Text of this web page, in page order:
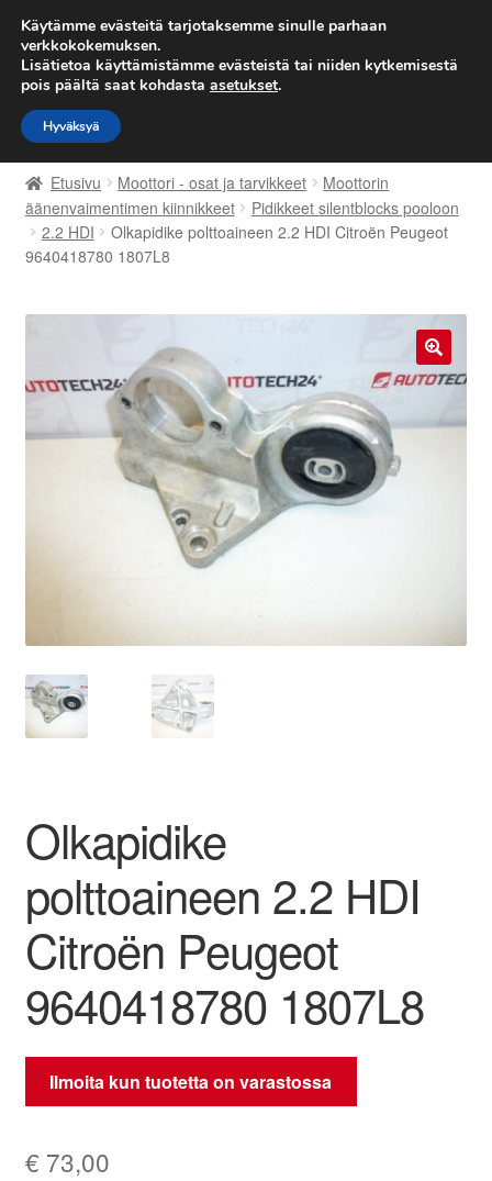
TOIMITUS alkaen 7 EUR
Siirry
navigointiin
Siirry
sisältöön
Etusivu
Kärry
Käyttöehdot
Kuljetus
Maailmanlaajuinen toimitus
Maksut
Tietosuojakäytäntö
Valitukset
Etusivu Moottori - osat ja tarvikkeet
Moottorin
äänenvaimentimen kiinnikkeet
Pidikkeet silentblocks pooloon
2.2 HDI
Olkapidike polttoaineen 2.2 HDI Citroën Peugeot
9640418780 1807L8
🔍
Olkapidike
polttoaineen 2.2 HDI
Citroën Peugeot
9640418780 1807L8
Ilmoita kun tuotetta on varastossa
€ 73,00
Käytämme evästeitä tarjotaksemme sinulle parhaan
verkkokokemuksen.
Lisätietoa käyttämistämme evästeistä tai niiden kytkemisestä
pois päältä saat kohdasta asetukset.
Hyväksyä